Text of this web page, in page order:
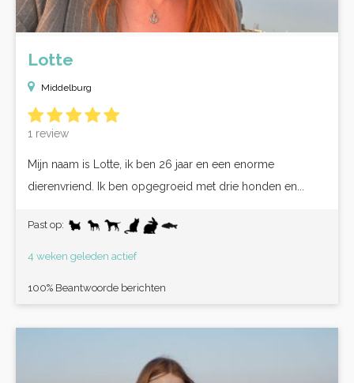
Lotte
Middelburg
1 review
Mijn naam is Lotte, ik ben 26 jaar en een enorme
dierenvriend. Ik ben opgegroeid met drie honden en...
Past op:
4 weken geleden actief
100% Beantwoorde berichten